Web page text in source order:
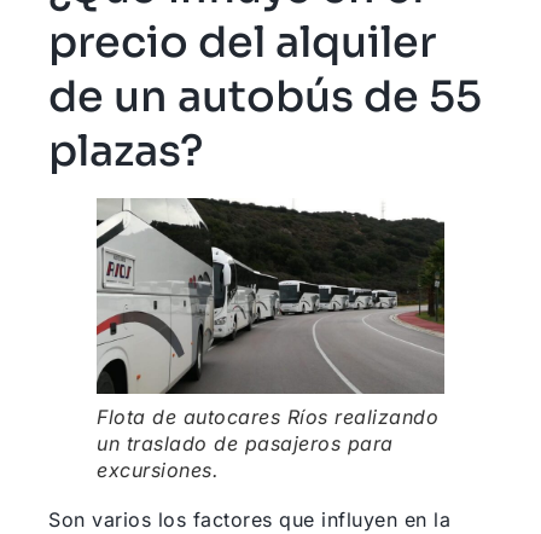
precio del alquiler
de un autobús de 55
plazas?
Flota de autocares Ríos realizando
un traslado de pasajeros para
excursiones.
Son varios los factores que influyen en la